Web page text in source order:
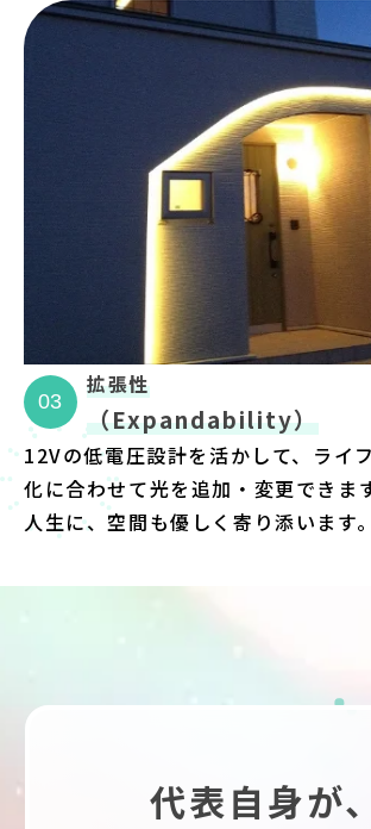
03
拡張性
（Expandability）
12Vの低電圧設計を活かして、ライ
化に合わせて光を追加・変更できま
人生に、空間も優しく寄り添います。
代表自身が、